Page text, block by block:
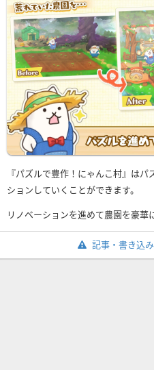
『パズルで豊作！にゃんこ村』は
ションしていくことができます。
リノベーションを進めて農園を豪華
記事・書き込